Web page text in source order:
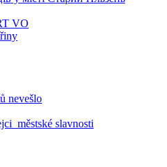
VO
nevešlo
slavnosti